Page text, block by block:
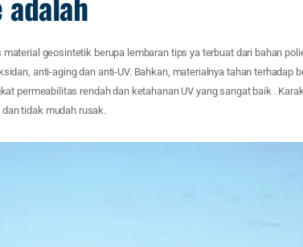
geosintetik berupa lembaran tips ya terbuat dari bahan
anti-aging dan anti-UV. Bahkan, materialnya tahan terhadap
permeabilitas rendah dan ketahanan UV yang sangat baik .
tidak mudah rusak.